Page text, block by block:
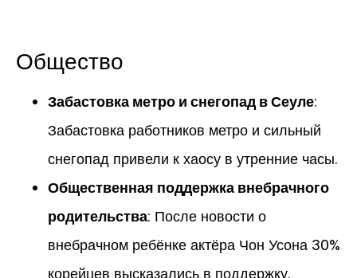
Общество
Забастовка метро и снегопад в Сеуле:
Забастовка работников метро и сильный
снегопад привели к хаосу в утренние часы.
Общественная поддержка внебрачного
родительства: После новости о
внебрачном ребёнке актёра Чон Усона 30%
корейцев высказались в поддержку.